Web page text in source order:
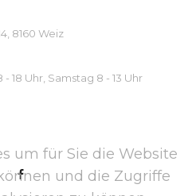
8160 Weiz
18 Uhr, Samstag 8 - 13 Uhr
um für Sie die Website
und die Zugriffe